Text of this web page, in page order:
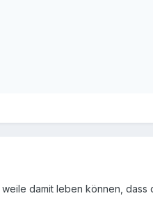
damit leben können, dass